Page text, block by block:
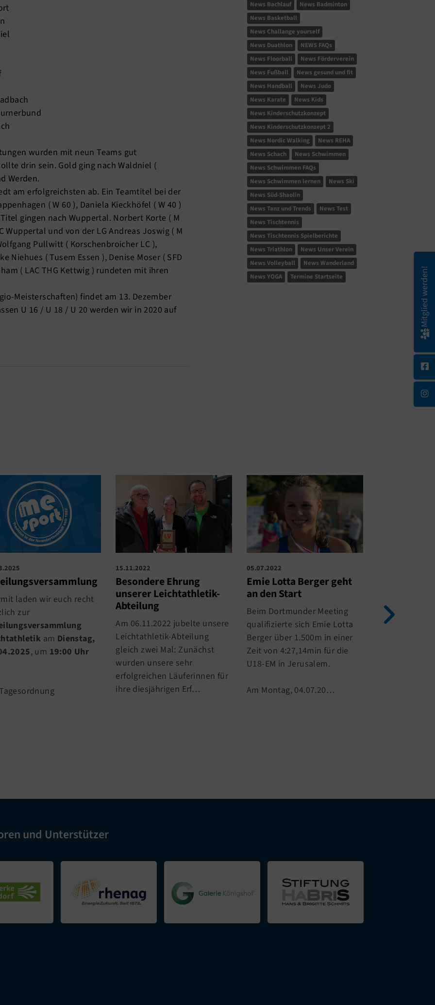
wurden mit neun Teams gut
drin sein. Gold ging nach Waldniel (
Werden.
am erfolgreichsten ab. Ein Teamtitel bei der
( W 60 ), Daniela Kieckhöfel ( W 40 )
gingen nach Wuppertal. Norbert Korte ( M
Wuppertal und von der LG Andreas Joswig ( M
Pullwitt ( Korschenbroicher LC ),
Niehues ( Tusem Essen ), Denise Moser ( SFD
( LAC THG Kettwig ) rundeten mit ihren
Meisterschaften) findet am 13. Dezember
U 16 / U 18 / U 20 werden wir in 2020 auf
News Bachlauf
News Badminton
News Basketball
News Challange yourself
News Duathlon
NEWS FAQs
News Floorball
News Förderverein
News Fußball
News gesund und fit
News Handball
News Judo
News Karate
News Kids
News Kinderschutzkonzept
News Kinderschutzkonzept 2
News Nordic Walking
News REHA
News Schach
News Schwimmen
News Schwimmen FAQs
News Schwimmen lernen
News Ski
News Süd-Shaolin
News Tanz und Trends
News Test
News Tischtennis
News Tischtennis Spielberichte
News Triathlon
News Unser Verein
News Volleyball
News Wanderland
News YOGA
Termine Startseite
laden wir euch recht
zur
am Dienstag,
, um 19:00 Uhr
15.11.2022
Besondere Ehrung
unserer Leichtathletik-
Abteilung
Am 06.11.2022 jubelte unsere
Leichtathletik-Abteilung
gleich zwei Mal: Zunächst
wurden unsere sehr
erfolgreichen Läuferinnen für
ihre diesjährigen Erf…
05.07.2022
Emie Lotta Berger geht
an den Start
Beim Dortmunder Meeting
qualifizierte sich Emie Lotta
Berger über 1.500m in einer
Zeit von 4:27,14min für die
U18-EM in Jerusalem.
Am Montag, 04.07.20…
für me-
Am
und Unterstützer
Mitglied werden!